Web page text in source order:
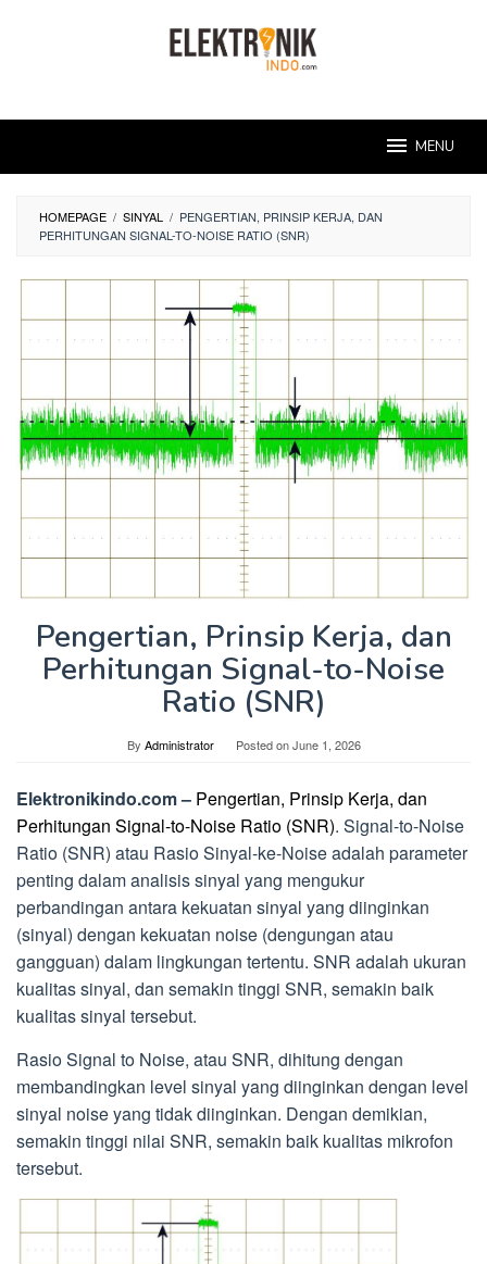
MENU
HOMEPAGE / SINYAL / PENGERTIAN, PRINSIP KERJA, DAN
PERHITUNGAN SIGNAL-TO-NOISE RATIO (SNR)
Pengertian, Prinsip Kerja, dan
Perhitungan Signal-to-Noise
Ratio (SNR)
By Administrator Posted onJune 1, 2026
Elektronikindo.com – Pengertian, Prinsip Kerja, dan
Perhitungan Signal-to-Noise Ratio (SNR). Signal-to-Noise
Ratio (SNR) atau Rasio Sinyal-ke-Noise adalah parameter
penting dalam analisis sinyal yang mengukur
perbandingan antara kekuatan sinyal yang diinginkan
(sinyal) dengan kekuatan noise (dengungan atau
gangguan) dalam lingkungan tertentu. SNR adalah ukuran
kualitas sinyal, dan semakin tinggi SNR, semakin baik
kualitas sinyal tersebut.
Rasio Signal to Noise, atau SNR, dihitung dengan
membandingkan level sinyal yang diinginkan dengan level
sinyal noise yang tidak diinginkan. Dengan demikian,
semakin tinggi nilai SNR, semakin baik kualitas mikrofon
tersebut.